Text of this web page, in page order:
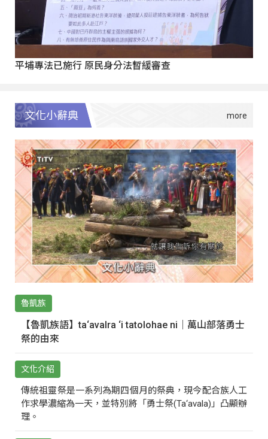
平埔專法已施行 原民身分法暫緩審查
文化小辭典
魯凱族
【魯凱族語】ta‘avalra ‘i tatolohae ni｜萬山部落勇士
祭的由來
文化介紹
傳統祖靈祭是一系列為期四個月的祭典，現今配合族人工
作求學濃縮為一天，並特別將「勇士祭(Ta‘avala)」凸顯辦
理。